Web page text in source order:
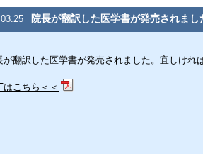
院長が翻訳した医学書が発売されまし
が翻訳した医学書が発売されました。宜しけれ
はこちら＜＜